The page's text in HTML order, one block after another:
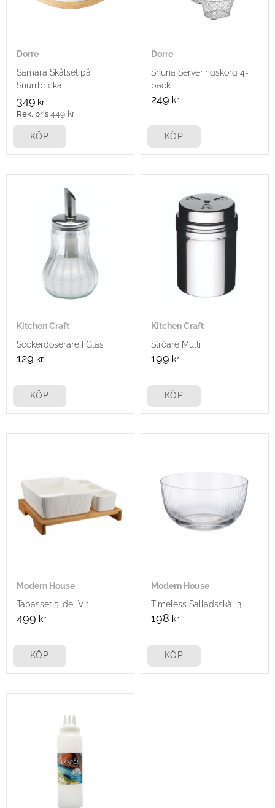
Dorre
Samara Skålset på
Snurrbricka
349 kr
449kr
KÖP
Dorre
Shuna Serveringskorg 4-
pack
249 kr
KÖP
Kitchen Craft
Sockerdoserare I Glas
129 kr
KÖP
Kitchen Craft
Ströare Multi
199 kr
KÖP
Modern House
Tapasset 5-del Vit
499 kr
KÖP
Modern House
Timeless Salladsskål 3L
198 kr
KÖP